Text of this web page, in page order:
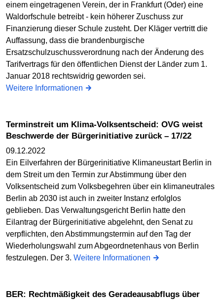
einem eingetragenen Verein, der in Frankfurt (Oder) eine
Waldorfschule betreibt - kein höherer Zuschuss zur
Finanzierung dieser Schule zusteht. Der Kläger vertritt die
Auffassung, dass die brandenburgische
Ersatzschulzuschussverordnung nach der Änderung des
Tarifvertrags für den öffentlichen Dienst der Länder zum 1.
Januar 2018 rechtswidrig geworden sei.
Weitere Informationen
Terminstreit um Klima-Volksentscheid: OVG weist
Beschwerde der Bürgerinitiative zurück – 17/22
09.12.2022
Ein Eilverfahren der Bürgerinitiative Klimaneustart Berlin in
dem Streit um den Termin zur Abstimmung über den
Volksentscheid zum Volksbegehren über ein klimaneutrales
Berlin ab 2030 ist auch in zweiter Instanz erfolglos
geblieben. Das Verwaltungsgericht Berlin hatte den
Eilantrag der Bürgerinitiative abgelehnt, den Senat zu
verpflichten, den Abstimmungstermin auf den Tag der
Wiederholungswahl zum Abgeordnetenhaus von Berlin
festzulegen. Der 3. Weitere Informationen
BER: Rechtmäßigkeit des Geradeausabflugs über